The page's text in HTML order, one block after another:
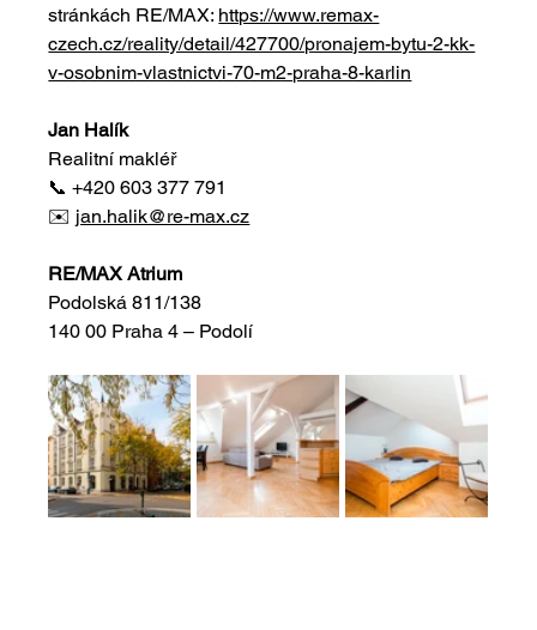
stránkách RE/MAX: https://www.remax-
czech.cz/reality/detail/427700/pronajem-bytu-2-kk-
v-osobnim-vlastnictvi-70-m2-praha-8-karlin
Jan Halík
Realitní makléř
📞 +420 603 377 791
✉️ jan.halik@re-max.cz
RE/MAX Atrium
Podolská 811/138
140 00 Praha 4 – Podolí